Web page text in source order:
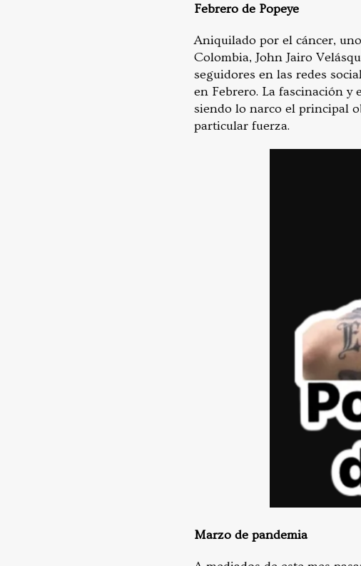
Febrero de Popeye
Aniquilado por el cáncer,
Colombia, John Jairo
seguidores en las redes
en Febrero. La fascinación y
siendo lo narco el principal
particular fuerza.
Marzo de pandemia